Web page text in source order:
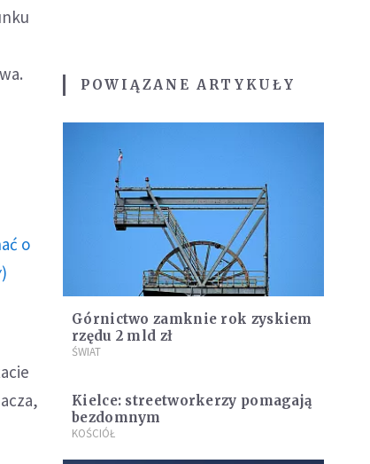
o
)
POWIĄZANE ARTYKUŁY
Górnictwo zamknie rok zyskiem
rzędu 2 mld zł
ŚWIAT
Kielce: streetworkerzy pomagają
bezdomnym
KOŚCIÓŁ